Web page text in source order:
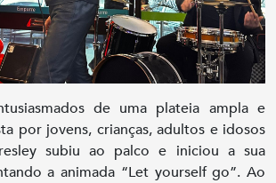
de uma plateia ampla e
por jovens, crianças, adultos e idosos
subiu ao palco e iniciou a sua
a animada “Let yourself go”. Ao